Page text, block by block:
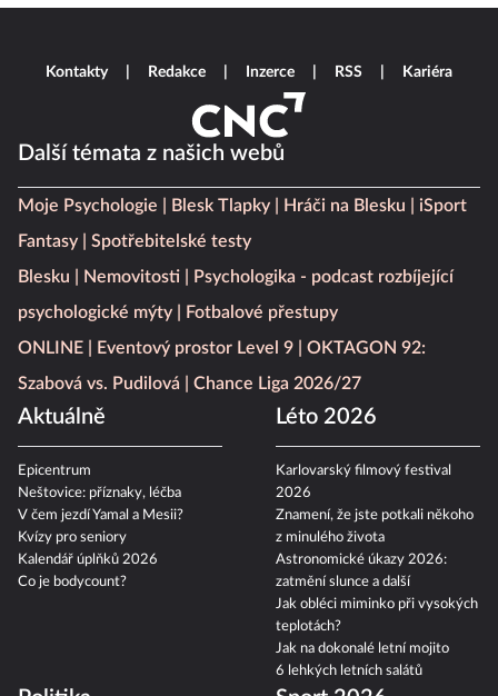
Další témata z našich webů
Moje Psychologie Blesk Tlapky Hráči na Blesku
iSport
Fantasy
Spotřebitelské testy
Blesku
Nemovitosti
Psychologika - podcast rozbíjející
psychologické mýty
Fotbalové přestupy
ONLINE
Eventový prostor Level 9
OKTAGON 92:
Szabová vs. Pudilová
Chance Liga 2026/27
Aktuálně
Epicentrum
Neštovice: příznaky, léčba
V čem jezdí Yamal a Mesii?
Kvízy pro seniory
Kalendář úplňků 2026
Co je bodycount?
Léto 2026
Karlovarský filmový festival
2026
Znamení, že jste potkali někoho
z minulého života
Astronomické úkazy 2026:
zatmění slunce a další
Jak obléci miminko při vysokých
teplotách?
Jak na dokonalé letní mojito
6 lehkých letních salátů
Kontakty Redakce Inzerce RSS Kariéra